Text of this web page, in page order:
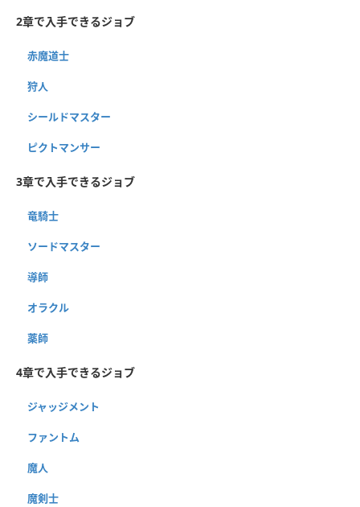
2章で入手できるジョブ
赤魔道士
狩人
シールドマスター
ピクトマンサー
3章で入手できるジョブ
竜騎士
ソードマスター
導師
オラクル
薬師
4章で入手できるジョブ
ジャッジメント
ファントム
魔人
魔剣士